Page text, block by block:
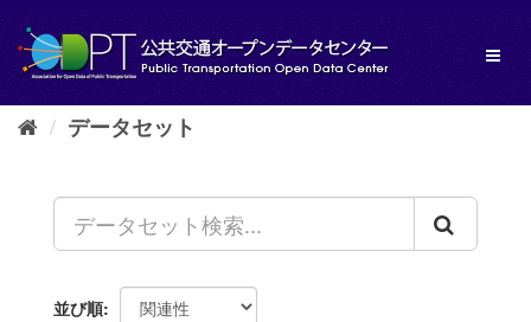
し
データセット
並び順